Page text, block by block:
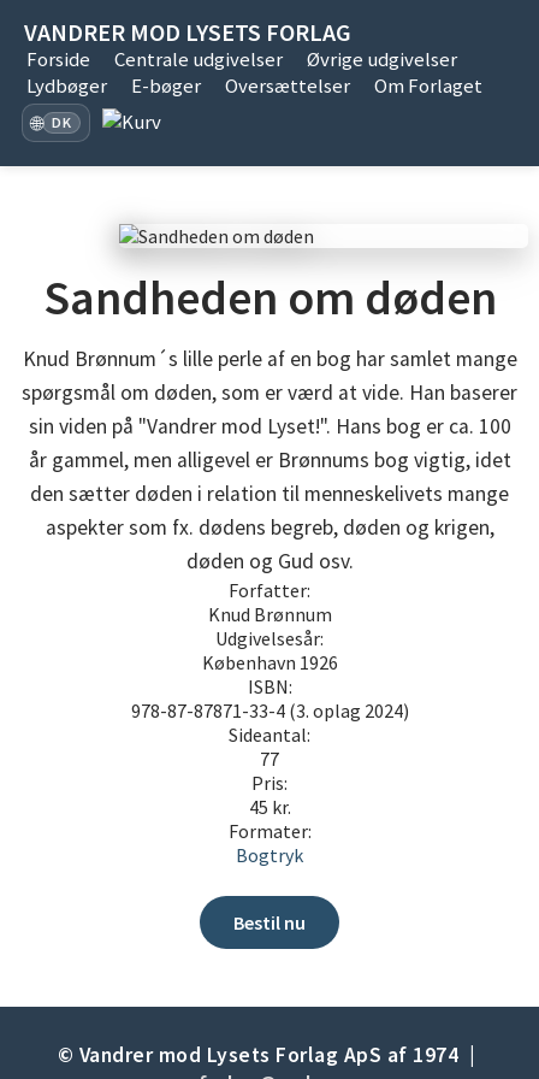
VANDRER MOD LYSETS FORLAG
Forside Centrale udgivelser
Øvrige udgivelser
Lydbøger
E-bøger Oversættelser Om Forlaget
🌐 DK
Sandheden om døden
Knud Brønnum´s lille perle af en bog har samlet mange
spørgsmål om døden, som er værd at vide. Han baserer
sin viden på "Vandrer mod Lyset!". Hans bog er ca. 100
år gammel, men alligevel er Brønnums bog vigtig, idet
den sætter døden i relation til menneskelivets mange
aspekter som fx. dødens begreb, døden og krigen,
døden og Gud osv.
Forfatter:
Knud Brønnum
Udgivelsesår:
København 1926
ISBN:
978-87-87871-33-4 (3. oplag 2024)
Sideantal:
77
Pris:
45 kr.
Formater:
Bogtryk
Bestil nu
© Vandrer mod Lysets Forlag ApS af 1974 |